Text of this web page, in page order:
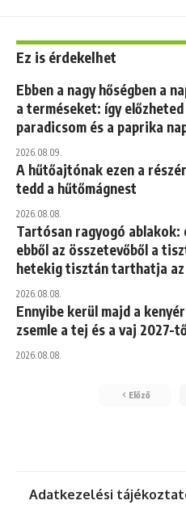
Ez is érdekelhet
Ebben a nagy hőségben a
a terméseket: így előzheted
paradicsom és a paprika
2026.08.09.
A hűtőajtónak ezen a
tedd a hűtőmágnest
2026.08.08.
Tartósan ragyogó ablakok:
ebből az összetevőből a
hetekig tisztán tarthatja az
2026.08.08.
Ennyibe kerül majd a
zsemle a tej és a vaj 2027-
2026.08.08.
Előző
Adatkezelési